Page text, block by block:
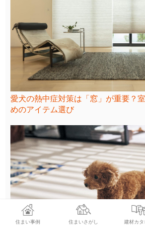
愛犬の熱中症対策は「窓」が重要？
めのアイテム選び
住まい事例 住まいさがし 建材カタ